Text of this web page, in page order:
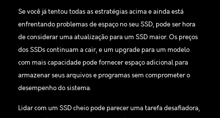
Se você já tentou todas as estratégias acima e ainda está
enfrentando problemas de espaço no seu SSD, pode ser hora
de considerar uma atualização para um SSD maior. Os preços
dos SSDs continuam a cair, e um upgrade para um modelo
com mais capacidade pode fornecer espaço adicional para
armazenar seus arquivos e programas sem comprometer o
desempenho do sistema.
Lidar com um SSD cheio pode parecer uma tarefa desafiadora,